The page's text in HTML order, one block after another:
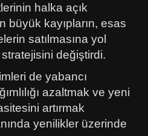
halka açık
büyük kayıpların, esas
satılmasına yol
stratejisini değiştirdi.
de yabancı
azaltmak ve yeni
artırmak
yenilikler üzerinde